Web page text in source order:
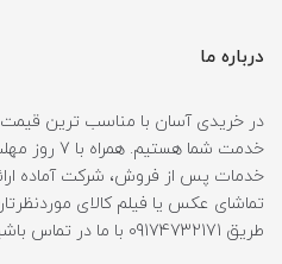
درباره ما
در خریدی آسان با مناسب ترین قیمت
خدمت شما
خدمات پس از فروش، شرکت آماده
تماشای عکس یا فیلم کالای
طریق 09174732171 با ما در تماس باشید).